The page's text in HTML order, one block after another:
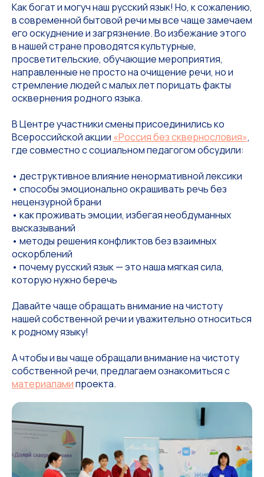
Как богат и могуч наш русский язык! Но, к сожалению,
в современной бытовой речи мы все чаще замечаем
его оскуднение и загрязнение. Во избежание этого
в нашей стране проводятся культурные,
просветительские, обучающие мероприятия,
направленные не просто на очищение речи, но и
стремление людей с малых лет порицать факты
осквернения родного языка.
В Центре участники смены присоединились ко
Всероссийской акции «Россия без сквернословия»,
где совместно с социальном педагогом обсудили:
• деструктивное влияние ненормативной лексики
• способы эмоционально окрашивать речь без
нецензурной брани
• как проживать эмоции, избегая необдуманных
высказываний
• методы решения конфликтов без взаимных
оскорблений
• почему русский язык — это наша мягкая сила,
которую нужно беречь
Давайте чаще обращать внимание на чистоту
нашей собственной речи и уважительно относиться
к родному языку!
А чтобы и вы чаще обращали внимание на чистоту
собственной речи, предлагаем ознакомиться с
материаламипроекта.